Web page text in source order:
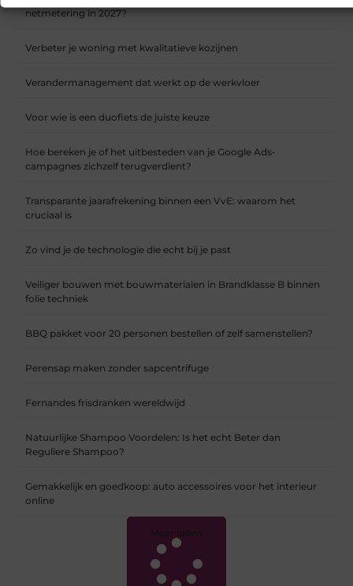
netmetering in 2027?
Verbeter je woning met kwalitatieve kozijnen
Verandermanagement dat werkt op de werkvloer
Voor wie is een duofiets de juiste keuze
Hoe bereken je of het uitbesteden van je Google Ads-
campagnes zichzelf terugverdient?
Transparante jaarafrekening binnen een VvE: waarom het
cruciaal is
Zo vind je de technologie die echt bij je past
Veiliger bouwen met bouwmaterialen in Brandklasse B binnen
folie techniek
BBQ pakket voor 20 personen bestellen of zelf samenstellen?
Perensap maken zonder sapcentrifuge
Fernandes frisdranken wereldwijd
Natuurlijke Shampoo Voordelen: Is het echt Beter dan
Reguliere Shampoo?
Gemakkelijk en goedkoop: auto accessoires voor het interieur
online
Meer laden